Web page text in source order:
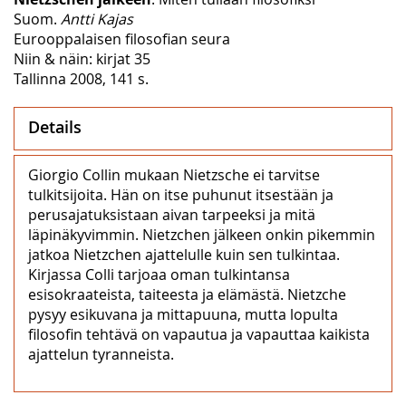
Suom. Antti Kajas
Eurooppalaisen filosofian seura
Niin & näin: kirjat 35
Tallinna 2008, 141 s.
Details
Giorgio Collin mukaan Nietzsche ei tarvitse
tulkitsijoita. Hän on itse puhunut itsestään ja
perusajatuksistaan aivan tarpeeksi ja mitä
läpinäkyvimmin. Nietzchen jälkeen onkin pikemmin
jatkoa Nietzchen ajattelulle kuin sen tulkintaa.
Kirjassa Colli tarjoaa oman tulkintansa
esisokraateista, taiteesta ja elämästä. Nietzche
pysyy esikuvana ja mittapuuna, mutta lopulta
filosofin tehtävä on vapautua ja vapauttaa kaikista
ajattelun tyranneista.